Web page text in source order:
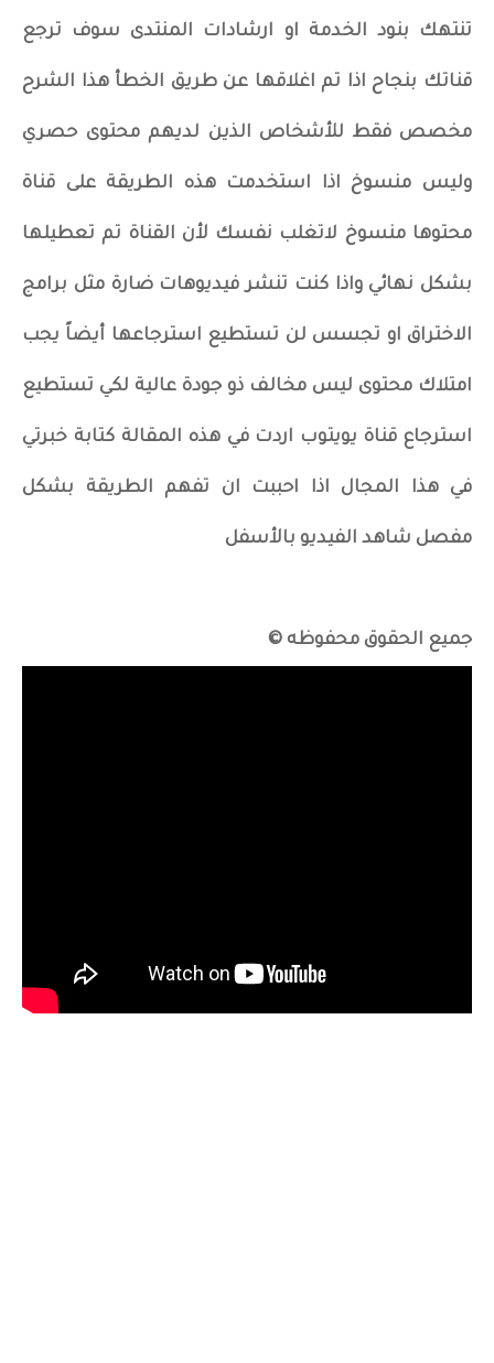
تنتهك بنود الخدمة او ارشادات المنتدى سوف ترجع
قناتك بنجاح اذا تم اغلاقها عن طريق الخطأ هذا الشرح
مخصص فقط للأشخاص الذين لديهم محتوى حصري
وليس منسوخ اذا استخدمت هذه الطريقة على قناة
محتوها منسوخ لاتغلب نفسك لأن القناة تم تعطيلها
بشكل نهائي واذا كنت تنشر فيديوهات ضارة مثل برامج
الاختراق او تجسس لن تستطيع استرجاعها أيضاً يجب
امتلاك محتوى ليس مخالف ذو جودة عالية لكي تستطيع
استرجاع قناة يويتوب اردت في هذه المقالة كتابة خبرتي
في هذا المجال اذا احببت ان تفهم الطريقة بشكل
مفصل شاهد الفيديو بالأسفل
جميع الحقوق محفوظه ©